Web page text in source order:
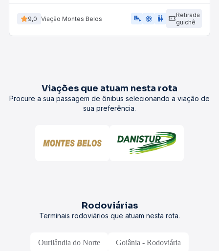
9,0 Viação Montes Belos airline_seat_legroom_extra ac_unit wc
Retirada
guichê
Viações que atuam nesta rota
Procure a sua passagem de ônibus selecionando a viação de
sua preferência.
Rodoviárias
Terminais rodoviários que atuam nesta rota.
Ourilândia do Norte Goiânia - Rodoviária